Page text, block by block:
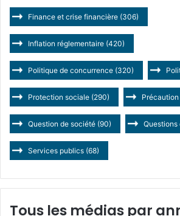
Finance et crise financière (306)
Inflation réglementaire (420)
Politique de concurrence (320)
Protection sociale (290) Précaution
Question de société (90) Questions
Services publics (68)
Tous les médias par